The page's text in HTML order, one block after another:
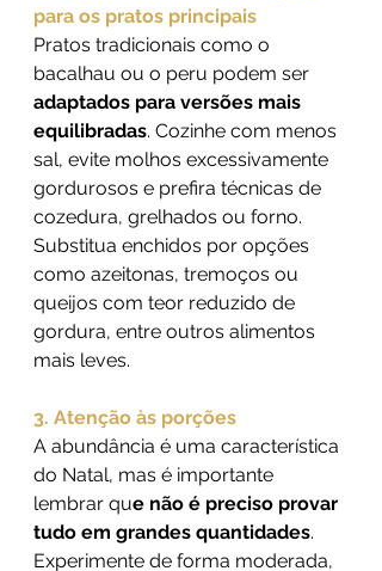
para os pratos principais
Pratos tradicionais como o
bacalhau ou o peru podem ser
adaptados para versões mais
equilibradas. Cozinhe com menos
sal, evite molhos excessivamente
gordurosos e prefira técnicas de
cozedura, grelhados ou forno.
Substitua enchidos por opções
como azeitonas, tremoços ou
queijos com teor reduzido de
gordura, entre outros alimentos
mais leves.
3. Atenção às porções
A abundância é uma característica
do Natal, mas é importante
lembrar que não é preciso provar
tudo em grandes quantidades.
Experimente de forma moderada,